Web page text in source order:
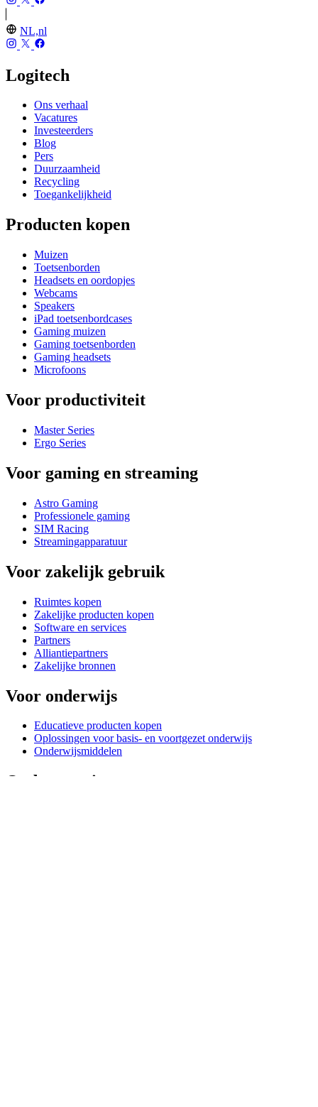
NL,nl
Logitech
Ons verhaal
Vacatures
Investeerders
Blog
Pers
Duurzaamheid
Recycling
Toegankelijkheid
Producten kopen
Muizen
Toetsenborden
Headsets en oordopjes
Webcams
Speakers
iPad toetsenbordcases
Gaming muizen
Gaming toetsenborden
Gaming headsets
Microfoons
Voor productiviteit
Master Series
Ergo Series
Voor gaming en streaming
Astro Gaming
Professionele gaming
SIM Racing
Streamingapparatuur
Voor zakelijk gebruik
Ruimtes kopen
Zakelijke producten kopen
Software en services
Partners
Alliantiepartners
Zakelijke bronnen
Voor onderwijs
Educatieve producten kopen
Oplossingen voor basis- en voortgezet onderwijs
Onderwijsmiddelen
Ondersteuning